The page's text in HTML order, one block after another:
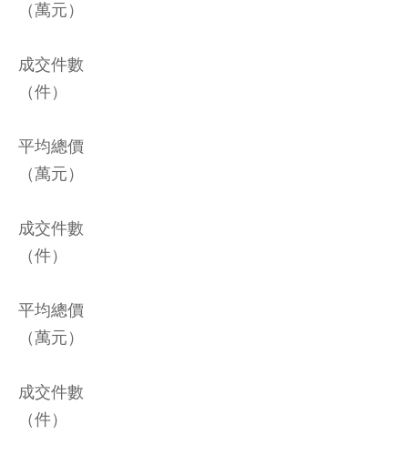
（萬元）
成交件數
（件）
平均總價
（萬元）
成交件數
（件）
平均總價
（萬元）
成交件數
（件）